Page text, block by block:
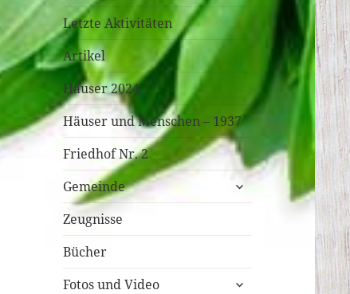
Letzte Aktivitäten
Artikel
Häuser 2024
Häuser und Menschen – 1937
Friedhof Nr. 2
Gemeinde
untermenü
Zeugnisse
Bücher
Fotos und Video
untermenü